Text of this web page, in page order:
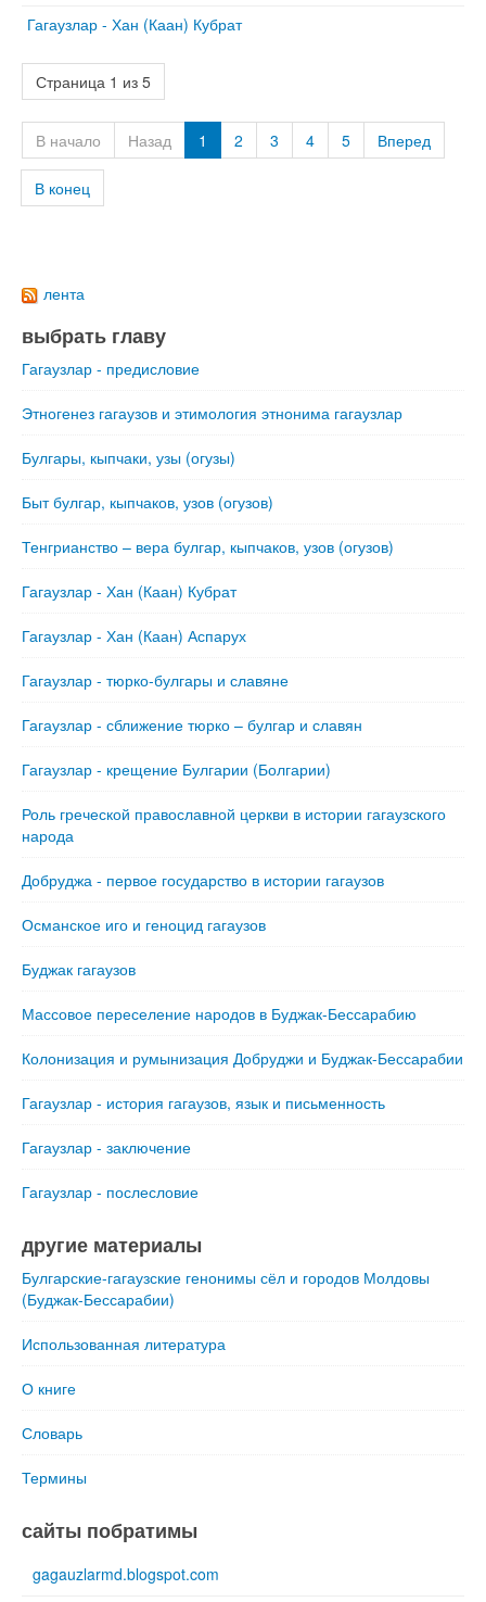
Гагаузлар - Хан (Каан) Кубрат
Страница 1 из 5
В начало Назад 1 2 3 4 5 Вперед
В конец
лента
выбрать главу
Гагаузлар - предисловие
Этногенез гагаузов и этимология этнонима гагаузлар
Булгары, кыпчаки, узы (огузы)
Быт булгар, кыпчаков, узов (огузов)
Тенгрианство – вера булгар, кыпчаков, узов (огузов)
Гагаузлар - Хан (Каан) Кубрат
Гагаузлар - Хан (Каан) Аспарух
Гагаузлар - тюрко-булгары и славяне
Гагаузлар - сближение тюрко – булгар и славян
Гагаузлар - крещение Булгарии (Болгарии)
Роль греческой православной церкви в истории гагаузского
народа
Добруджа - первое государство в истории гагаузов
Османское иго и геноцид гагаузов
Буджак гагаузов
Массовое переселение народов в Буджак-Бессарабию
Колонизация и румынизация Добруджи и Буджак-Бессарабии
Гагаузлар - история гагаузов, язык и письменность
Гагаузлар - заключение
Гагаузлар - послесловие
другие материалы
Булгарские-гагаузские генонимы сёл и городов Молдовы
(Буджак-Бессарабии)
Использованная литература
О книге
Словарь
Термины
сайты побратимы
gagauzlarmd.blogspot.com